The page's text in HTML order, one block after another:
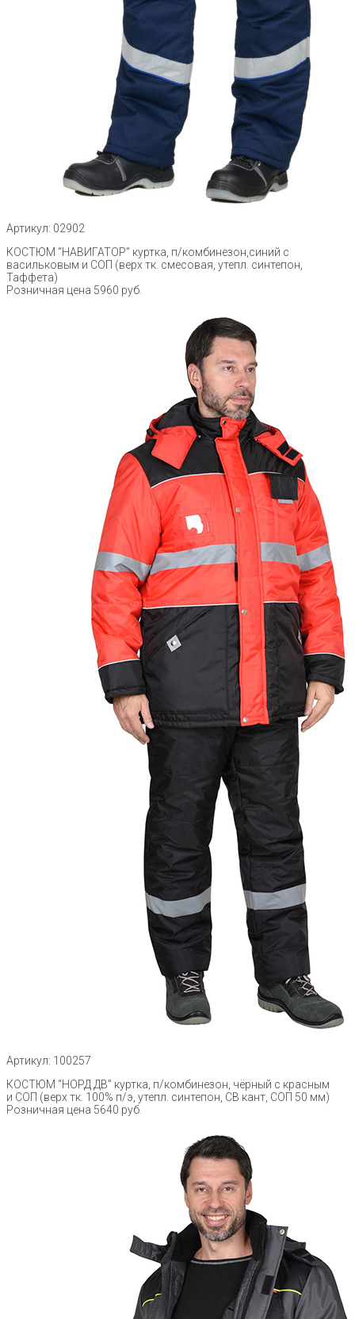
Артикул: 02902
КОСТЮМ “НАВИГАТОР” куртка, п/комбинезон,синий с
васильковым и СОП (верх тк. смесовая, утепл. синтепон,
Таффета)
Розничная цена 5960 руб.
Артикул: 100257
КОСТЮМ “НОРД ДВ” куртка, п/комбинезон, чёрный с красным
и СОП (верх тк. 100% п/э, утепл. синтепон, СВ кант, СОП 50 мм)
Розничная цена 5640 руб.